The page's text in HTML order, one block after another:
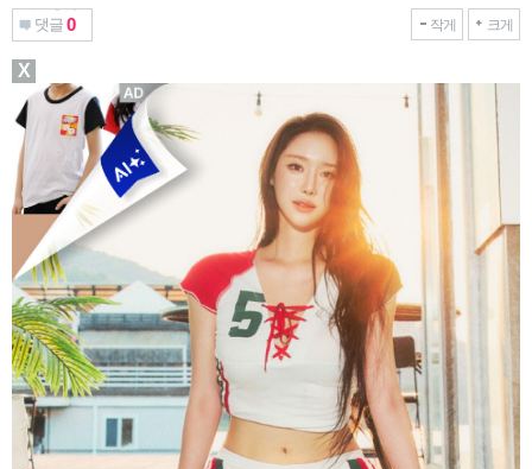
댓글 0 작게 크게
X